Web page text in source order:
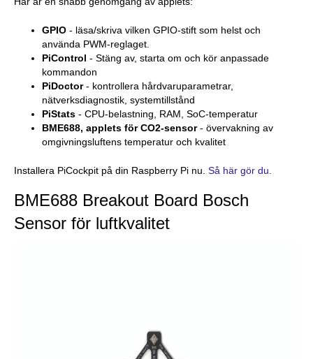
GPIO - läsa/skriva vilken GPIO-stift som helst och
använda PWM-reglaget.
PiControl - Stäng av, starta om och kör anpassade
kommandon
PiDoctor- kontrollera hårdvaruparametrar,
nätverksdiagnostik, systemtillstånd
PiStats - CPU-belastning, RAM, SoC-temperatur
BME688, applets för CO2-sensor- övervakning av
omgivningsluftens temperatur och kvalitet
Installera PiCockpit på din Raspberry Pi nu. Så här gör du.
BME688 Breakout Board Bosch
Sensor för luftkvalitet